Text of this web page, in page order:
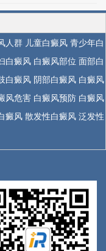
人群 儿童白癜风 青少年白
白癜风 白癜风部位 面部白
白癜风 阴部白癜风 白癜风
风危害 白癜风预防 白癜风
癜风散发性白癜风 泛发性